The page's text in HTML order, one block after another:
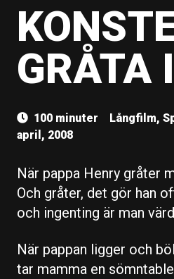
GRÅTA
100 minuter Långfilm,
april, 2008
När pappa Henry gråter
Och gråter, det gör han
och ingenting är man
När pappan ligger och
tar mamma en